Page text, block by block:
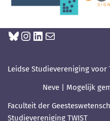
Leidse Studievereniging voor
Neve | Mogelijk
Faculteit der
Studievereniging TWIST